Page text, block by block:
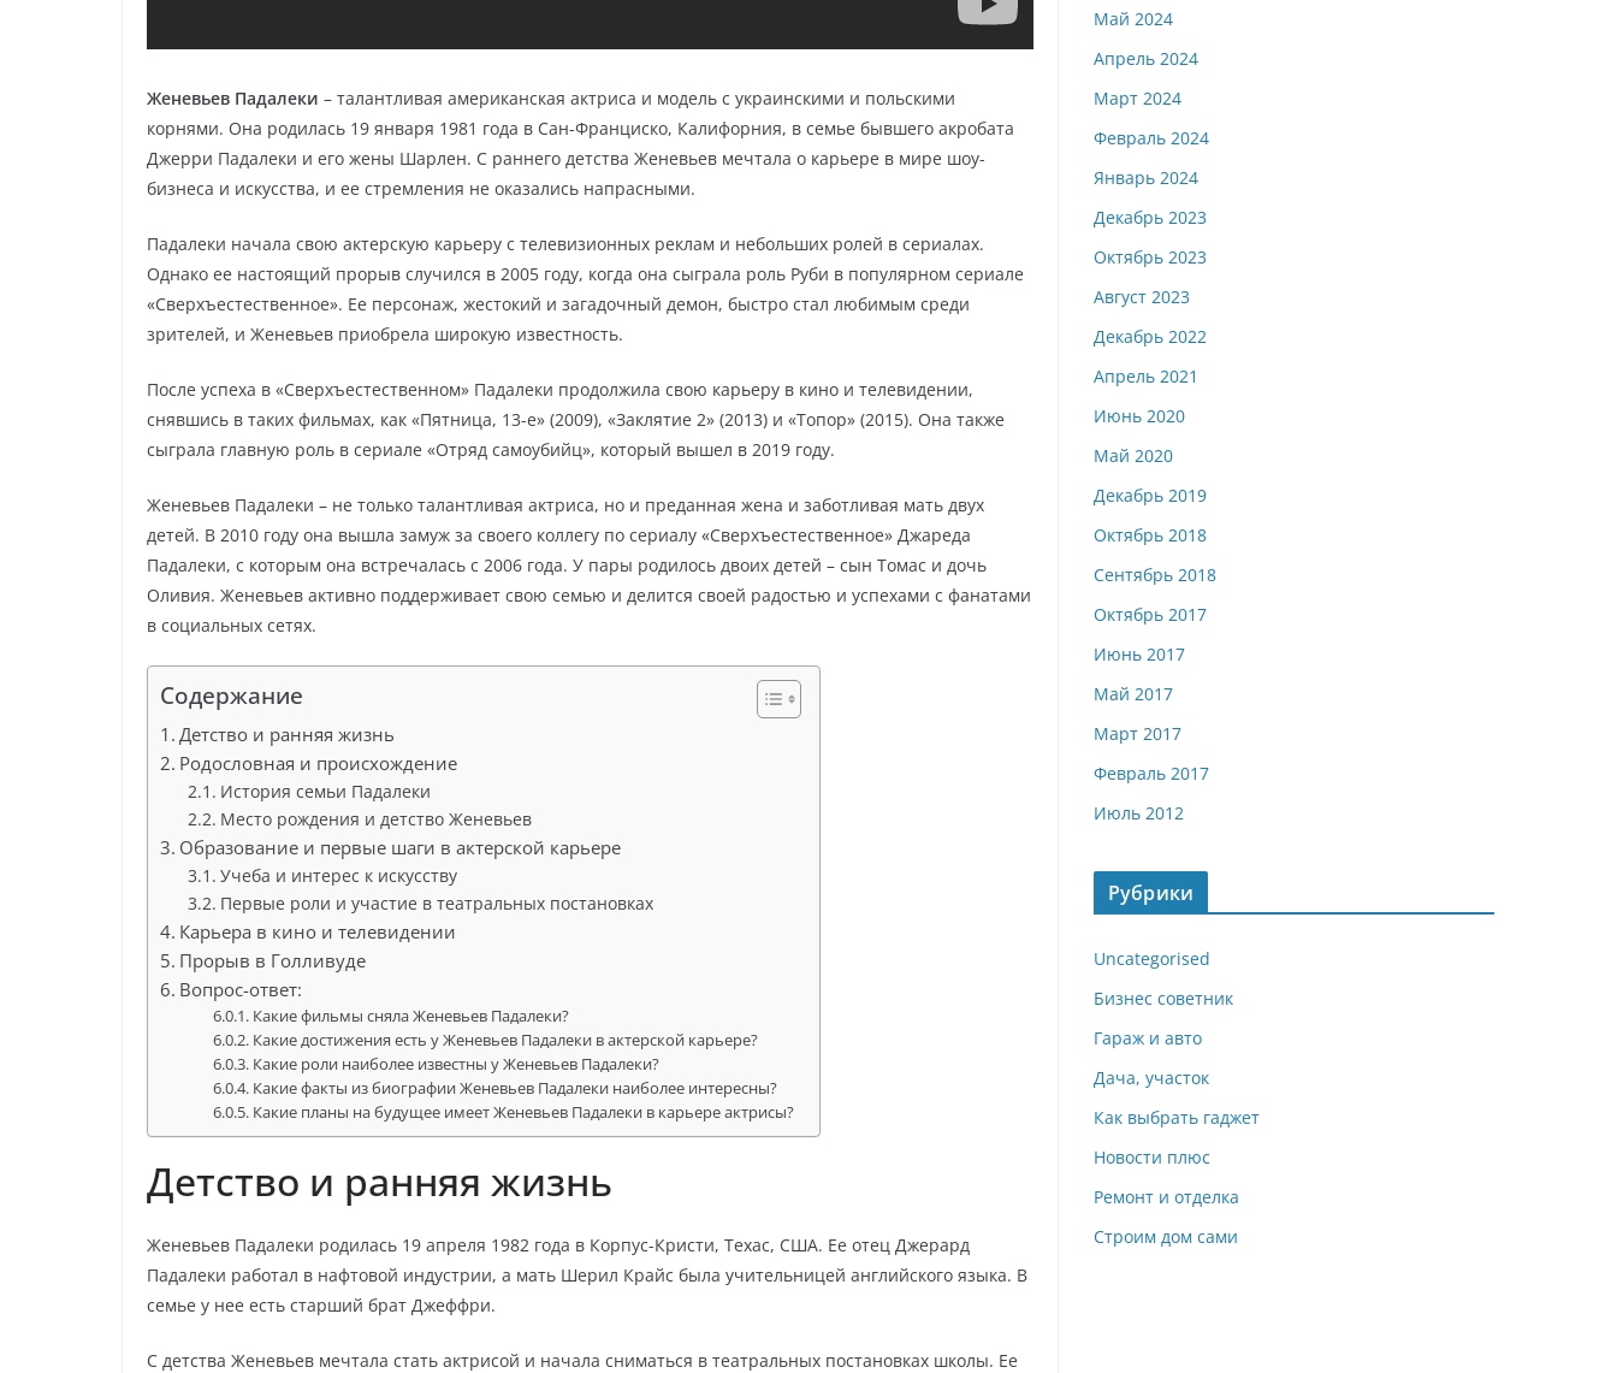
Женевьев Падалеки – талантливая американская актриса и модель с украинскими и польскими
корнями. Она родилась 19 января 1981 года в Сан-Франциско, Калифорния, в семье бывшего акробата
Джерри Падалеки и его жены Шарлен. С раннего детства Женевьев мечтала о карьере в мире шоу-
бизнеса и искусства, и ее стремления не оказались напрасными.
Падалеки начала свою актерскую карьеру с телевизионных реклам и небольших ролей в сериалах.
Однако ее настоящий прорыв случился в 2005 году, когда она сыграла роль Руби в популярном сериале
«Сверхъестественное». Ее персонаж, жестокий и загадочный демон, быстро стал любимым среди
зрителей, и Женевьев приобрела широкую известность.
После успеха в «Сверхъестественном» Падалеки продолжила свою карьеру в кино и телевидении,
снявшись в таких фильмах, как «Пятница, 13-е» (2009), «Заклятие 2» (2013) и «Топор» (2015). Она также
сыграла главную роль в сериале «Отряд самоубийц», который вышел в 2019 году.
Женевьев Падалеки – не только талантливая актриса, но и преданная жена и заботливая мать двух
детей. В 2010 году она вышла замуж за своего коллегу по сериалу «Сверхъестественное» Джареда
Падалеки, с которым она встречалась с 2006 года. У пары родилось двоих детей – сын Томас и дочь
Оливия. Женевьев активно поддерживает свою семью и делится своей радостью и успехами с фанатами
в социальных сетях.
Содержание
Детство и ранняя жизнь
Родословная и происхождение
История семьи Падалеки
Место рождения и детство Женевьев
Образование и первые шаги в актерской карьере
Учеба и интерес к искусству
Первые роли и участие в театральных постановках
Карьера в кино и телевидении
Прорыв в Голливуде
Вопрос-ответ:
Какие фильмы сняла Женевьев Падалеки?
Какие достижения есть у Женевьев Падалеки в актерской карьере?
Какие роли наиболее известны у Женевьев Падалеки?
Какие факты из биографии Женевьев Падалеки наиболее интересны?
Какие планы на будущее имеет Женевьев Падалеки в карьере актрисы?
Детство и ранняя жизнь
Женевьев Падалеки родилась 19 апреля 1982 года в Корпус-Кристи, Техас, США. Ее отец Джерард
Падалеки работал в нафтовой индустрии, а мать Шерил Крайс была учительницей английского языка. В
семье у нее есть старший брат Джеффри.
С детства Женевьев мечтала стать актрисой и начала сниматься в театральных постановках школы. Ее
Май 2024
Апрель 2024
Март 2024
Февраль 2024
Январь 2024
Декабрь 2023
Октябрь 2023
Август 2023
Декабрь 2022
Апрель 2021
Июнь 2020
Май 2020
Декабрь 2019
Октябрь 2018
Сентябрь 2018
Октябрь 2017
Июнь 2017
Май 2017
Март 2017
Февраль 2017
Июль 2012
Рубрики
Uncategorised
Бизнес советник
Гараж и авто
Дача, участок
Как выбрать гаджет
Новости плюс
Ремонт и отделка
Строим дом сами